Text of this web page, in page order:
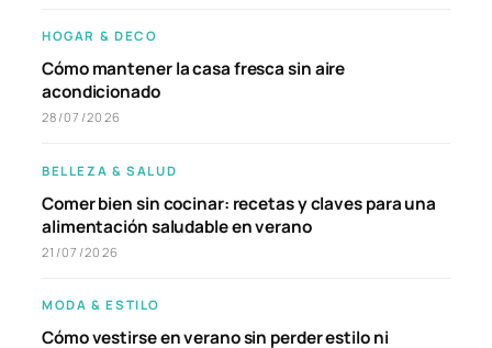
HOGAR & DECO
Cómo mantener la casa fresca sin aire
acondicionado
28/07/2026
BELLEZA & SALUD
Comer bien sin cocinar: recetas y claves para una
alimentación saludable en verano
21/07/2026
MODA & ESTILO
Cómo vestirse en verano sin perder estilo ni